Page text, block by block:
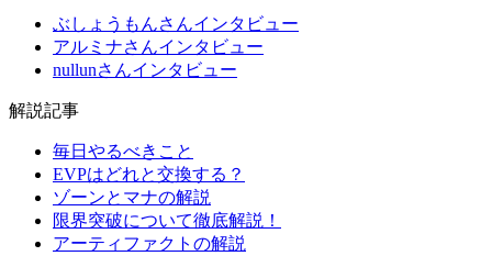
ぶしょうもんさんインタビュー
アルミナさんインタビュー
nullunさんインタビュー
解説記事
毎日やるべきこと
EVPはどれと交換する？
ゾーンとマナの解説
限界突破について徹底解説！
アーティファクトの解説